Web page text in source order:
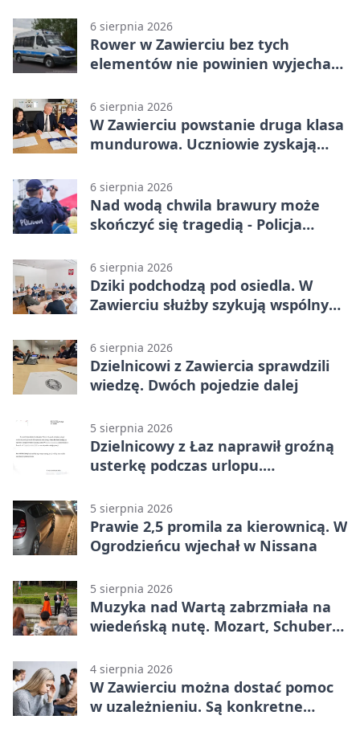
6 sierpnia 2026
Rower w Zawierciu bez tych
elementów nie powinien wyjechać
6 sierpnia 2026
W Zawierciu powstanie druga klasa
mundurowa. Uczniowie zyskają
6 sierpnia 2026
Nad wodą chwila brawury może
skończyć się tragedią - Policja
6 sierpnia 2026
Dziki podchodzą pod osiedla. W
Zawierciu służby szykują wspólny
6 sierpnia 2026
Dzielnicowi z Zawiercia sprawdzili
wiedzę. Dwóch pojedzie dalej
5 sierpnia 2026
Dzielnicowy z Łaz naprawił groźną
usterkę podczas urlopu.
5 sierpnia 2026
Prawie 2,5 promila za kierownicą. W
Ogrodzieńcu wjechał w Nissana
5 sierpnia 2026
Muzyka nad Wartą zabrzmiała na
wiedeńską nutę. Mozart, Schubert i
4 sierpnia 2026
W Zawierciu można dostać pomoc
w uzależnieniu. Są konkretne